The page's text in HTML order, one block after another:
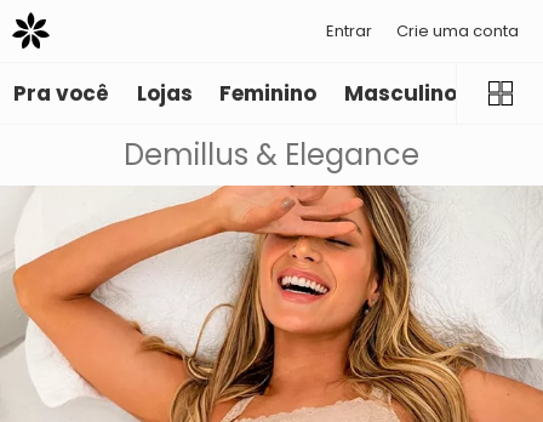
Entrar Crie uma conta
Pra você Lojas Feminino Masculino
Demillus & Elegance